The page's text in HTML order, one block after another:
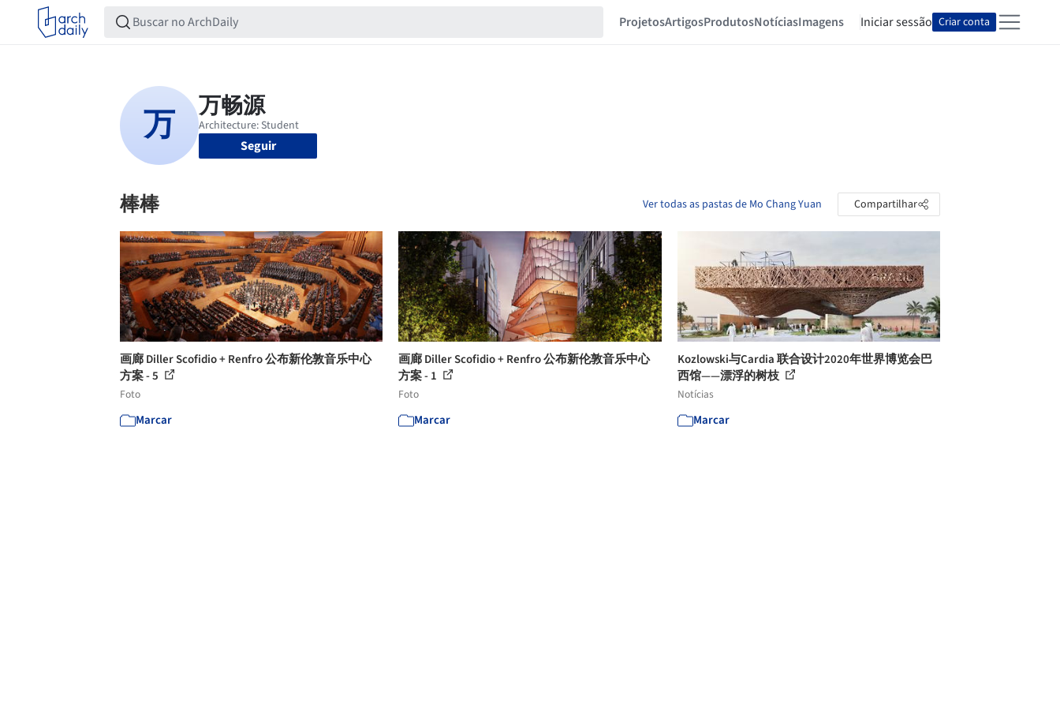
ProjetosArtigosProdutosNotíciasImagens Iniciar sessão Criar conta
Seguir
棒棒 Ver todas as pastas de Mo Chang Yuan Compartilhar
画廊 Diller Scofidio + Renfro 公布新伦敦音乐中心
方案 - 5
Foto
Marcar
画廊 Diller Scofidio + Renfro 公布新伦敦音乐中心
方案 - 1
Foto
Marcar
Kozlowski与Cardia 联合设计2020年世界博览会巴
西馆——漂浮的树枝
Notícias
Marcar